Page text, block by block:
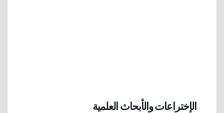
الإختراعات والأبحاث العلمية